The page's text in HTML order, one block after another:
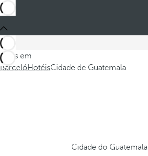
Estes em
BarcelóHotéisCidade de Guatemala
Cidade do Guatemala